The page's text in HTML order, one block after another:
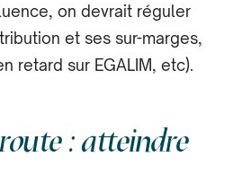
on devrait réguler
et ses sur-marges,
retard sur EGALIM, etc).
: atteindre